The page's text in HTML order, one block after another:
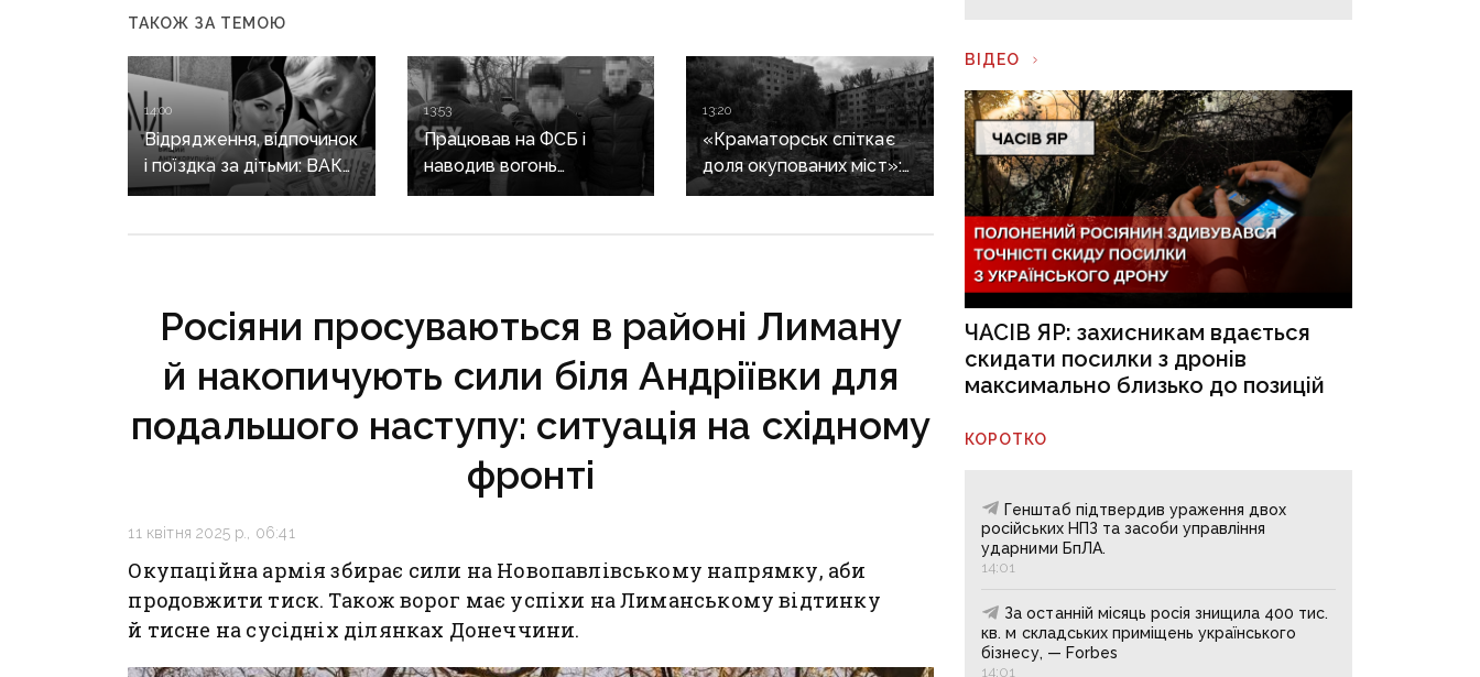
ТАКОЖ ЗА ТЕМОЮ
14:00
Відрядження, відпочинок
і поїздка за дітьми: ВАКС
знову відмовив
13:53
Працював на ФСБ і
наводив вогонь
на позиції ЗСУ:
13:20
«Краматорськ спіткає
доля окупованих міст»:
військовий оглядач про
Росіяни просуваються в районі Лиману
й накопичують сили біля Андріївки для
подальшого наступу: ситуація на східному
фронті
11 квітня 2025 р., 06:41
Окупаційна армія збирає сили на Новопавлівському напрямку, аби
продовжити тиск. Також ворог має успіхи на Лиманському відтинку
й тисне на сусідніх ділянках Донеччини.
ВІДЕО
ЧАСІВ ЯР: захисникам вдається
скидати посилки з дронів
максимально близько до позицій
КОРОТКО
Генштаб підтвердив ураження двох
російських НПЗ та засоби управління
ударними БпЛА.
14:01
За останній місяць росія знищила 400 тис.
кв. м складських приміщень українського
бізнесу, — Forbes
14:01